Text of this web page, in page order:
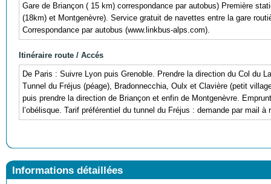
Gare de Briançon ( 15 km) correspondance par autobus) Première
(18km) et Montgenèvre). Service gratuit de navettes entre la gare
Correspondance par autobus (www.linkbus-alps.com).
Itinéraire route / Accés
De Paris : Suivre Lyon puis Grenoble. Prendre la direction du Col du
Tunnel du Fréjus (péage), Bradonnecchia, Oulx et Clavière (petit
puis prendre la direction de Briançon et enfin de Montgenèvre.
l’obélisque. Tarif préférentiel du tunnel du Fréjus : demande par mail
Informations détaillées